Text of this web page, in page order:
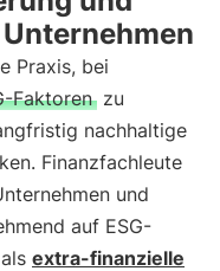
Praxis, bei
Faktoren zu
nachhaltige
Finanzfachleute
und
auf ESG-
extra-finanzielle